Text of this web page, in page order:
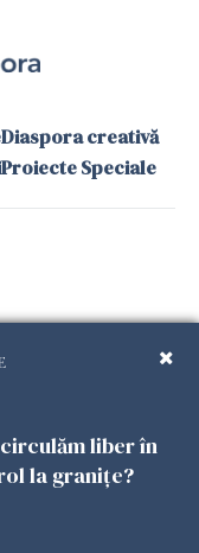
Diaspora creativă
Proiecte Speciale
Declarație de
accesibilitate
rezervate.
liber în
la granițe?